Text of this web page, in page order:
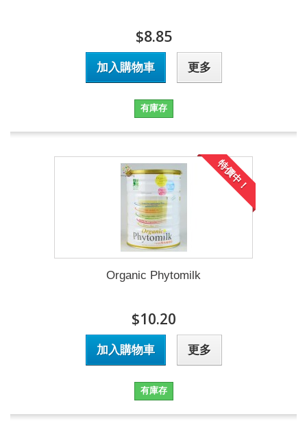
$8.85
加入購物車 更多
有庫存
特價中！
Organic Phytomilk
$10.20
加入購物車 更多
有庫存